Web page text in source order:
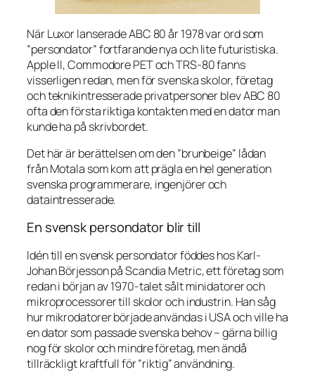
När Luxor lanserade ABC 80 år 1978 var ord som
”persondator” fortfarande nya och lite futuristiska.
Apple II, Commodore PET och TRS-80 fanns
visserligen redan, men för svenska skolor, företag
och teknikintresserade privatpersoner blev ABC 80
ofta den första riktiga kontakten med en dator man
kunde ha på skrivbordet.
Det här är berättelsen om den ”brunbeige” lådan
från Motala som kom att prägla en hel generation
svenska programmerare, ingenjörer och
dataintresserade.
En svensk persondator blir till
Idén till en svensk persondator föddes hos Karl-
Johan Börjesson på Scandia Metric, ett företag som
redan i början av 1970-talet sålt minidatorer och
mikroprocessorer till skolor och industrin. Han såg
hur mikrodatorer började användas i USA och ville ha
en dator som passade svenska behov – gärna billig
nog för skolor och mindre företag, men ändå
tillräckligt kraftfull för ”riktig” användning.